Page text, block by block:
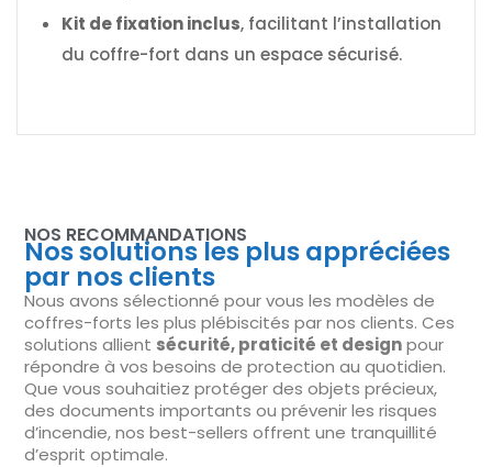
Kit de fixation inclus, facilitant l’installation
du coffre-fort dans un espace sécurisé.
NOS RECOMMANDATIONS
Nos solutions les plus appréciées
par nos clients
Nous avons sélectionné pour vous les modèles de
coffres-forts les plus plébiscités par nos clients. Ces
solutions allient sécurité, praticité et designpour
répondre à vos besoins de protection au quotidien.
Que vous souhaitiez protéger des objets précieux,
des documents importants ou prévenir les risques
d’incendie, nos best-sellers offrent une tranquillité
d’esprit optimale.